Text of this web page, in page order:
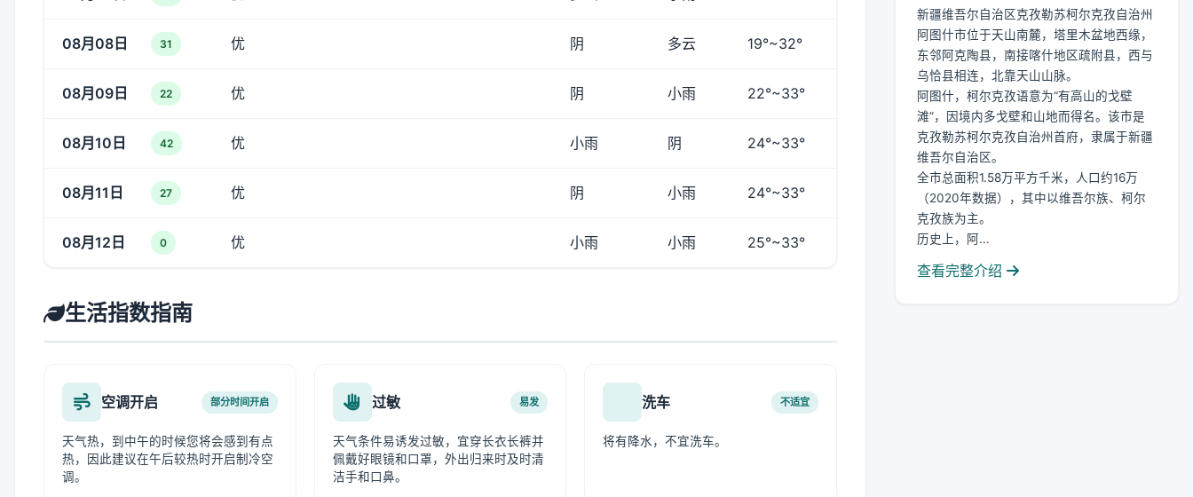
08月08日 31 优 阴 多云 19°~32°
08月09日 22 优 阴 小雨 22°~33°
08月10日 42 优 小雨 阴 24°~33°
08月11日 27 优 阴 小雨 24°~33°
08月12日 0 优 小雨 小雨 25°~33°
生活指数指南
空调开启 部分时间开启
天气热，到中午的时候您将会感到有点
热，因此建议在午后较热时开启制冷空
调。
过敏 易发
天气条件易诱发过敏，宜穿长衣长裤并
佩戴好眼镜和口罩，外出归来时及时清
洁手和口鼻。
洗车 不适宜
将有降水，不宜洗车。
新疆维吾尔自治区克孜勒苏柯尔克孜自治州
阿图什市位于天山南麓，塔里木盆地西缘，
东邻阿克陶县，南接喀什地区疏附县，西与
乌恰县相连，北靠天山山脉。
阿图什，柯尔克孜语意为“有高山的戈壁
滩”，因境内多戈壁和山地而得名。该市是
克孜勒苏柯尔克孜自治州首府，隶属于新疆
维吾尔自治区。
全市总面积1.58万平方千米，人口约16万
（2020年数据），其中以维吾尔族、柯尔
克孜族为主。
历史上，阿...
查看完整介绍